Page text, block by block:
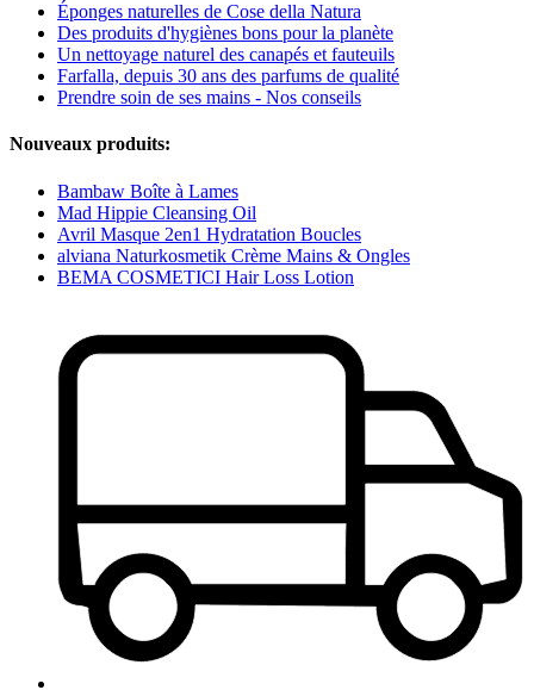
Éponges naturelles de Cose della Natura
Des produits d'hygiènes bons pour la planète
Un nettoyage naturel des canapés et fauteuils
Farfalla, depuis 30 ans des parfums de qualité
Prendre soin de ses mains - Nos conseils
Nouveaux produits:
Bambaw Boîte à Lames
Mad Hippie Cleansing Oil
Avril Masque 2en1 Hydratation Boucles
alviana Naturkosmetik Crème Mains & Ongles
BEMA COSMETICI Hair Loss Lotion